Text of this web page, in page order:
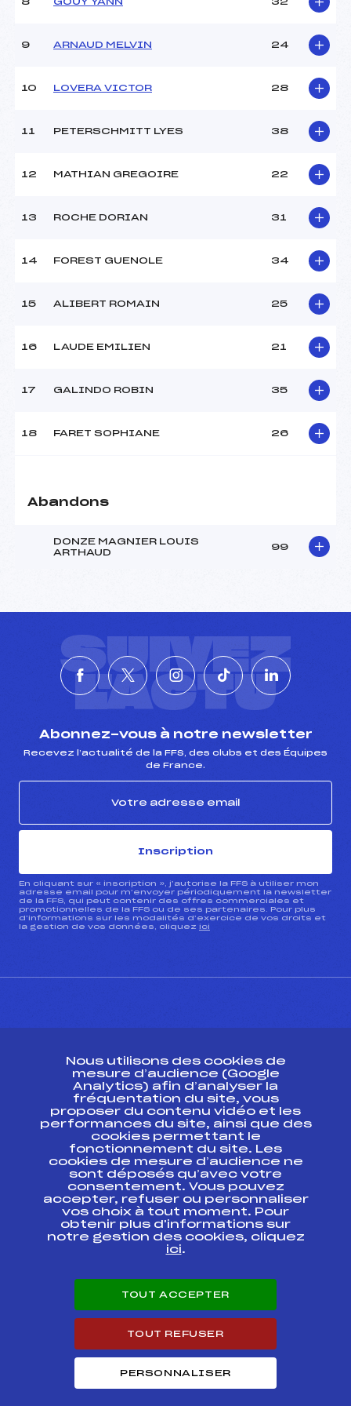
8 GOUY YANN 32
9 ARNAUD MELVIN 24
10 LOVERA VICTOR 28
11 PETERSCHMITT LYES 38
12 MATHIAN GREGOIRE 22
13 ROCHE DORIAN 31
14 FOREST GUENOLE 34
15 ALIBERT ROMAIN 25
16 LAUDE EMILIEN 21
17 GALINDO ROBIN 35
18 FARET SOPHIANE 26
Abandons
DONZE MAGNIER LOUIS
ARTHAUD
99
SUIVEZ
L'ACTU
Abonnez-vous à notre newsletter
Recevez l’actualité de la FFS, des clubs et des Équipes
de France.
Inscription
En cliquant sur « inscription », j’autorise la FFS à utiliser mon
adresse email pour m’envoyer périodiquement la newsletter
de la FFS, qui peut contenir des offres commerciales et
promotionnelles de la FFS ou de ses partenaires. Pour plus
d’informations sur les modalités d’exercice de vos droits et
la gestion de vos données, cliquez ici
Ressources
Pass’Neige
Projet sportif fédéral
Projet de performance fédéral
Antidopage
Pôle Développement, Formation, Suivi
Scientifique
Listes ministérielles
Pôle vie de l’athlète
Enseignement professionnel
Carrières
Nous utilisons des cookies de
mesure d’audience (Google
Analytics) afin d’analyser la
fréquentation du site, vous
proposer du contenu vidéo et les
performances du site, ainsi que des
cookies permettant le
fonctionnement du site. Les
cookies de mesure d’audience ne
sont déposés qu’avec votre
consentement. Vous pouvez
accepter, refuser ou personnaliser
vos choix à tout moment. Pour
obtenir plus d'informations sur
notre gestion des cookies, cliquez
ici.
TOUT ACCEPTER
TOUT REFUSER
PERSONNALISER